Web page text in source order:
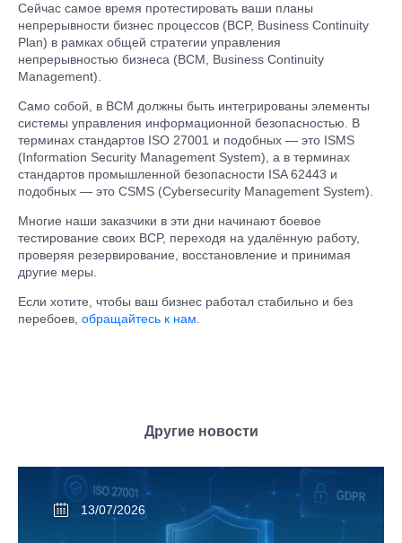
Сейчас самое время протестировать ваши планы
непрерывности бизнес процессов (BCP, Business Continuity
Plan) в рамках общей стратегии управления
непрерывностью бизнеса (BCM, Business Continuity
Management).
Само собой, в BCM должны быть интегрированы элементы
системы управления информационной безопасностью. В
терминах стандартов ISO 27001 и подобных — это ISMS
(Information Security Management System), а в терминах
стандартов промышленной безопасности ISA 62443 и
подобных — это CSMS (Cybersecurity Management System).
Многие наши заказчики в эти дни начинают боевое
тестирование своих BCP, переходя на удалённую работу,
проверяя резервирование, восстановление и принимая
другие меры.
Если хотите, чтобы ваш бизнес работал стабильно и без
перебоев, обращайтесь к нам
Другие новости
13/07/2026